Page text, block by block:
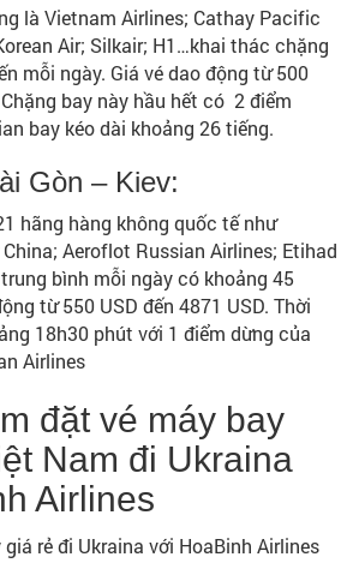
là Vietnam Airlines; Cathay Pacific
Air; Silkair; H1…khai thác chặng
mỗi ngày. Giá vé dao động từ 500
bay này hầu hết có 2 điểm
bay kéo dài khoảng 26 tiếng.
Gòn – Kiev:
hãng hàng không quốc tế như
Aeroflot Russian Airlines; Etihad
bình mỗi ngày có khoảng 45
từ 550 USD đến 4871 USD. Thời
18h30 phút với 1 điểm dừng của
Airlines
đặt vé máy bay
Nam đi Ukraina
Airlines